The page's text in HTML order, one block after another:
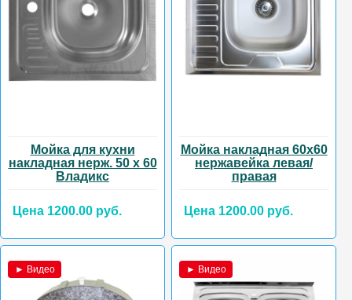
Мойка для кухни
накладная нерж. 50 х 60
Владикс
Цена 1200.00 руб.
Мойка накладная 60х60
нержавейка левая/
правая
Цена 1200.00 руб.
► Видео ► Видео